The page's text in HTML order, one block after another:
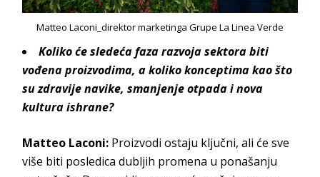
Matteo Laconi_direktor marketinga Grupe La Linea Verde
Koliko će sledeća faza razvoja sektora biti
vođena proizvodima, a koliko konceptima kao što
su zdravije navike, smanjenje otpada i nova
kultura ishrane?
Matteo Laconi: Proizvodi ostaju ključni, ali će sve
više biti posledica dubljih promena u ponašanju